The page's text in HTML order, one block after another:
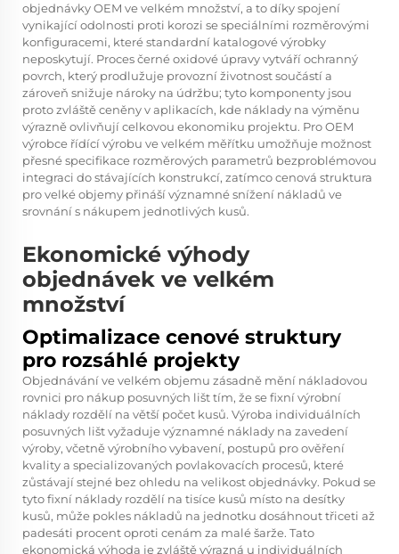
objednávky OEM ve velkém množství, a to díky spojení
vynikající odolnosti proti korozi se speciálními rozměrovými
konfiguracemi, které standardní katalogové výrobky
neposkytují. Proces černé oxidové úpravy vytváří ochranný
povrch, který prodlužuje provozní životnost součástí a
zároveň snižuje nároky na údržbu; tyto komponenty jsou
proto zvláště ceněny v aplikacích, kde náklady na výměnu
výrazně ovlivňují celkovou ekonomiku projektu. Pro OEM
výrobce řídící výrobu ve velkém měřítku umožňuje možnost
přesné specifikace rozměrových parametrů bezproblémovou
integraci do stávajících konstrukcí, zatímco cenová struktura
pro velké objemy přináší významné snížení nákladů ve
srovnání s nákupem jednotlivých kusů.
Ekonomické výhody
objednávek ve velkém
množství
Optimalizace cenové struktury
pro rozsáhlé projekty
Objednávání ve velkém objemu zásadně mění nákladovou
rovnici pro nákup posuvných lišt tím, že se fixní výrobní
náklady rozdělí na větší počet kusů. Výroba individuálních
posuvných lišt vyžaduje významné náklady na zavedení
výroby, včetně výrobního vybavení, postupů pro ověření
kvality a specializovaných povlakovacích procesů, které
zůstávají stejné bez ohledu na velikost objednávky. Pokud se
tyto fixní náklady rozdělí na tisíce kusů místo na desítky
kusů, může pokles nákladů na jednotku dosáhnout třiceti až
padesáti procent oproti cenám za malé šarže. Tato
ekonomická výhoda je zvláště výrazná u individuálních